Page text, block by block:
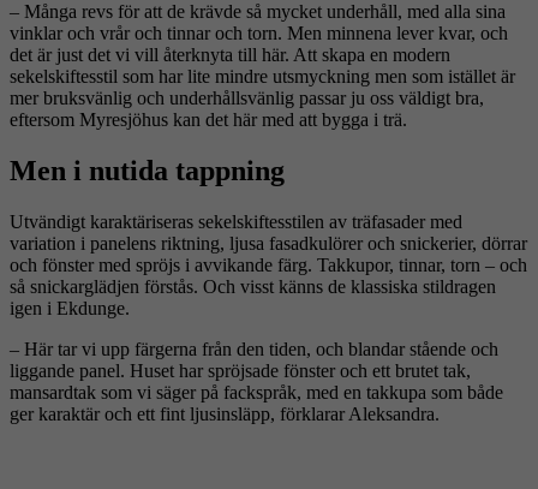
– Många revs för att de krävde så mycket underhåll, med alla sina
vinklar och vrår och tinnar och torn. Men minnena lever kvar, och
det är just det vi vill återknyta till här. Att skapa en modern
sekelskiftesstil som har lite mindre utsmyckning men som istället är
mer bruksvänlig och underhållsvänlig passar ju oss väldigt bra,
eftersom Myresjöhus kan det här med att bygga i trä.
Men i nutida tappning
Utvändigt karaktäriseras sekelskiftesstilen av träfasader med
variation i panelens riktning, ljusa fasadkulörer och snickerier, dörrar
och fönster med spröjs i avvikande färg. Takkupor, tinnar, torn – och
så snickarglädjen förstås. Och visst känns de klassiska stildragen
igen i Ekdunge.
– Här tar vi upp färgerna från den tiden, och blandar stående och
liggande panel. Huset har spröjsade fönster och ett brutet tak,
mansardtak som vi säger på fackspråk, med en takkupa som både
ger karaktär och ett fint ljusinsläpp, förklarar Aleksandra.